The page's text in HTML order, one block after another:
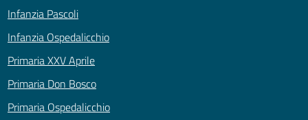
Infanzia Pascoli
Infanzia Ospedalicchio
Primaria XXV Aprile
Primaria Don Bosco
Primaria Ospedalicchio